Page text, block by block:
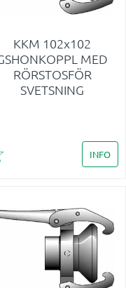
KKM 102x102
MED
RÖRSTOSFÖR
SVETSNING
till i favoriter
INFO